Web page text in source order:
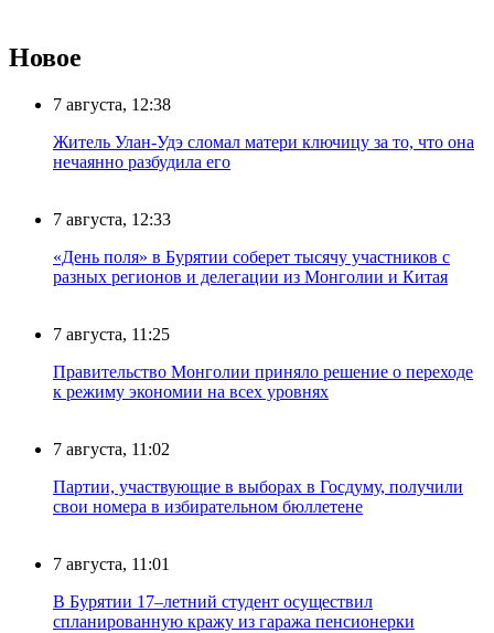
Новое
7 августа, 12:38
Житель Улан-Удэ сломал матери ключицу за то, что она
нечаянно разбудила его
7 августа, 12:33
«День поля» в Бурятии соберет тысячу участников с
разных регионов и делегации из Монголии и Китая
7 августа, 11:25
Правительство Монголии приняло решение о переходе
к режиму экономии на всех уровнях
7 августа, 11:02
Партии, участвующие в выборах в Госдуму, получили
свои номера в избирательном бюллетене
7 августа, 11:01
В Бурятии 17–летний студент осуществил
спланированную кражу из гаража пенсионерки